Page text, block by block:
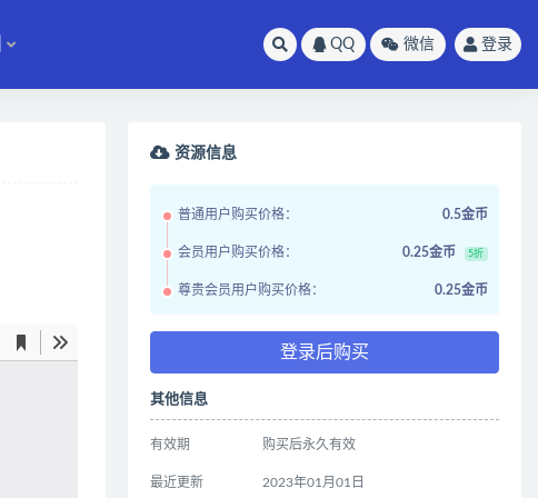
QQ 微信 登录
资源信息
普通用户购买价格： 0.5金币
会员用户购买价格： 0.25金币 5折
尊贵会员用户购买价格： 0.25金币
登录后购买
其他信息
有效期 购买后永久有效
最近更新 2023年01月01日